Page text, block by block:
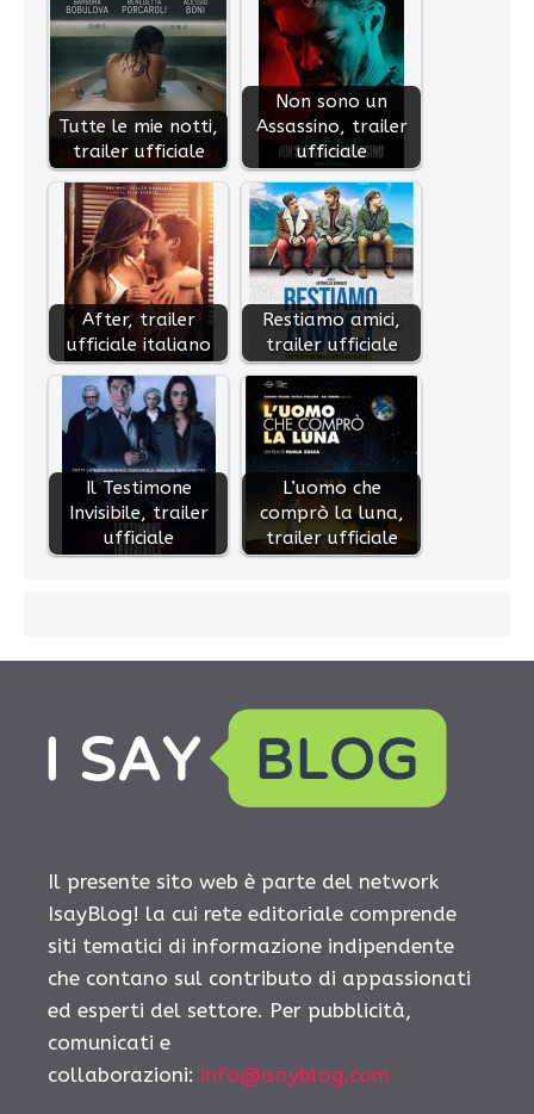
Tutte le mie notti,
trailer ufficiale
Non sono un
Assassino, trailer
ufficiale
After, trailer
ufficiale italiano
Restiamo amici,
trailer ufficiale
Il Testimone
Invisibile, trailer
ufficiale
L’uomo che
comprò la luna,
trailer ufficiale
Il presente sito web è parte del network
IsayBlog! la cui rete editoriale comprende
siti tematici di informazione indipendente
che contano sul contributo di appassionati
ed esperti del settore. Per pubblicità,
comunicati e
collaborazioni: info@isayblog.com